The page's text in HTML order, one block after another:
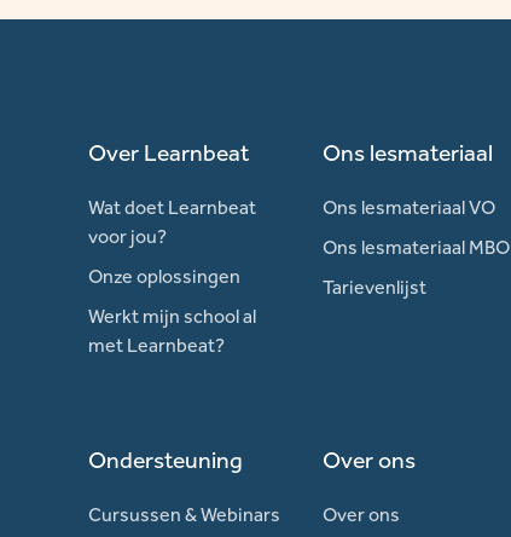
Over Learnbeat
Wat doet Learnbeat
voor jou?
Onze oplossingen
Werkt mijn school al
met Learnbeat?
Ons lesmateriaal
Ons lesmateriaal VO
Ons lesmateriaal MBO
Tarievenlijst
Ondersteuning
Cursussen & Webinars
Over ons
Over ons